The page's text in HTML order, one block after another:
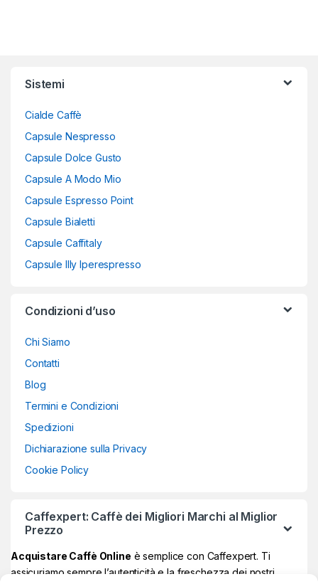
Sistemi
Cialde Caffè
Capsule Nespresso
Capsule Dolce Gusto
Capsule A Modo Mio
Capsule Espresso Point
Capsule Bialetti
Capsule Caffitaly
Capsule Illy Iperespresso
Condizioni d’uso
Chi Siamo
Contatti
Blog
Termini e Condizioni
Spedizioni
Dichiarazione sulla Privacy
Cookie Policy
Caffexpert: Caffè dei Migliori Marchi al Miglior
Prezzo
Acquistare Caffè Online è semplice con Caffexpert. Ti
assicuriamo sempre l’autenticità e la freschezza dei nostri